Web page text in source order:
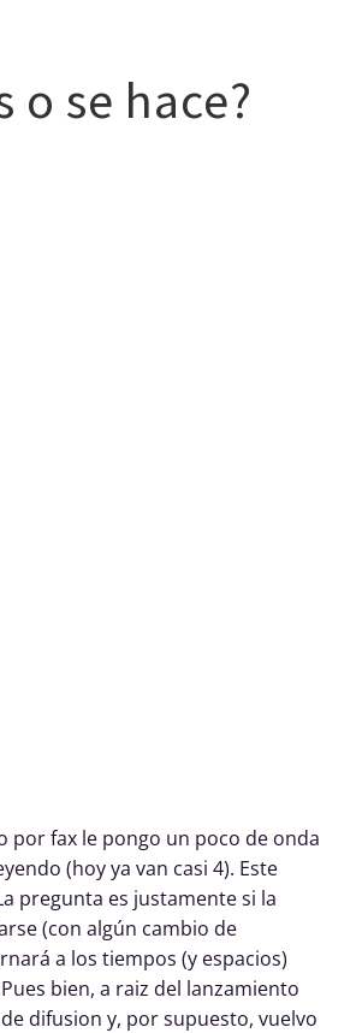
se hace?
por fax le pongo un poco de onda
(hoy ya van casi 4). Este
pregunta es justamente si la
(con algún cambio de
a los tiempos (y espacios)
bien, a raiz del lanzamiento
difusion y, por supuesto, vuelvo